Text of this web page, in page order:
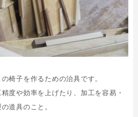
椅子を作るための治具です。
度や効率を上げたり、加工を容易・
道具のこと。